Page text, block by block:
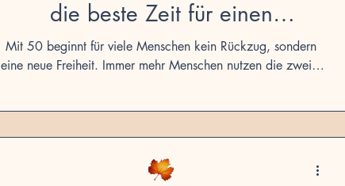
die beste Zeit für einen
Neuanfang ist
Mit 50 beginnt für viele Menschen kein Rückzug, sondern
eine neue Freiheit. Immer mehr Menschen nutzen die zweite
und selbstbestimmtes Leben wird.